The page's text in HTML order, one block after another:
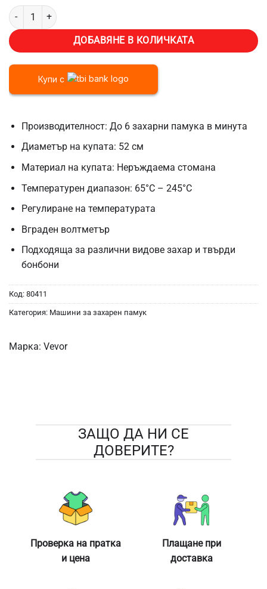
количество за Машина за захарен памук VEVOR HCO1-BL,
ДОБАВЯНЕ В КОЛИЧКАТА
Купи с
Производителност: До 6 захарни памука в минута
Диаметър на купата: 52 см
Материал на купата: Неръждаема стомана
Температурен диапазон: 65°C – 245°C
Регулиране на температурата
Вграден волтметър
Подходяща за различни видове захар и твърди
бонбони
Код: 80411
Категория: Машини за захарен памук
Марка: Vevor
ЗАЩО ДА НИ СЕ
ДОВЕРИТЕ?
Проверка на пратка
и цена
Плащане при
доставка